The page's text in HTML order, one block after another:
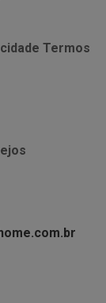
Termos